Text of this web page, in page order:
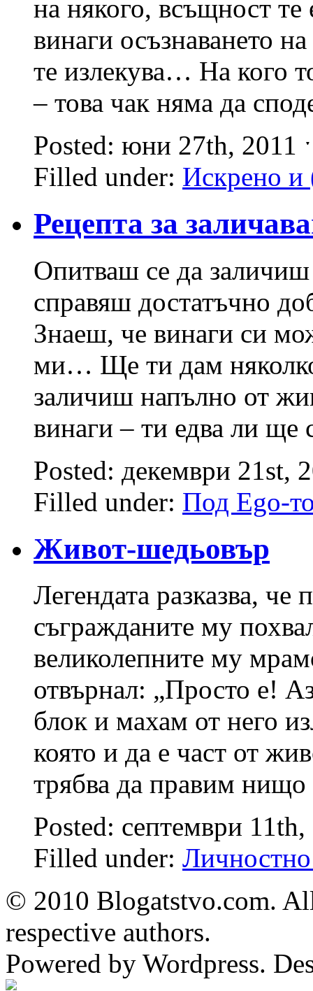
на някого, всъщност
винаги осъзнаването
те излекува… На кого
– това чак няма да
Posted: юни 27th, 2011
Filled under: Искрено и
Рецепта за
Опитваш се да
справяш достатъчно
Знаеш, че винаги си
ми… Ще ти дам няколко
заличиш напълно от
винаги – ти едва ли
Posted: декември 21st,
Filled under: Под Ego-
Живот-шедьовър
Легендата разказва,
съгражданите му
великолепните му
отвърнал: „Просто е!
блок и махам от него
която и да е част от
трябва да правим
Posted: септември
Filled under: Личностно
© 2010 Blogatstvo.com.
respective authors.
Powered by Wordpress.